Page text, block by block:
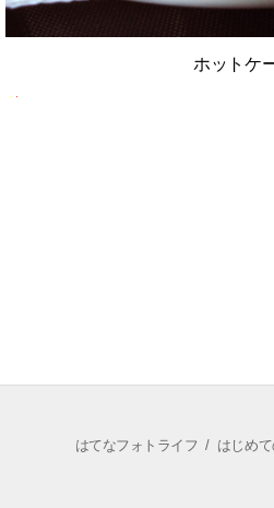
ホットケ
はてなフォトライフ / はじめ